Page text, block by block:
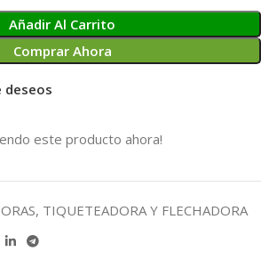
Añadir Al Carrito
Comprar Ahora
deseos
este producto ahora!
, TIQUETEADORA Y FLECHADORA